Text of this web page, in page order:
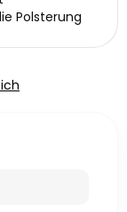
Polsterung